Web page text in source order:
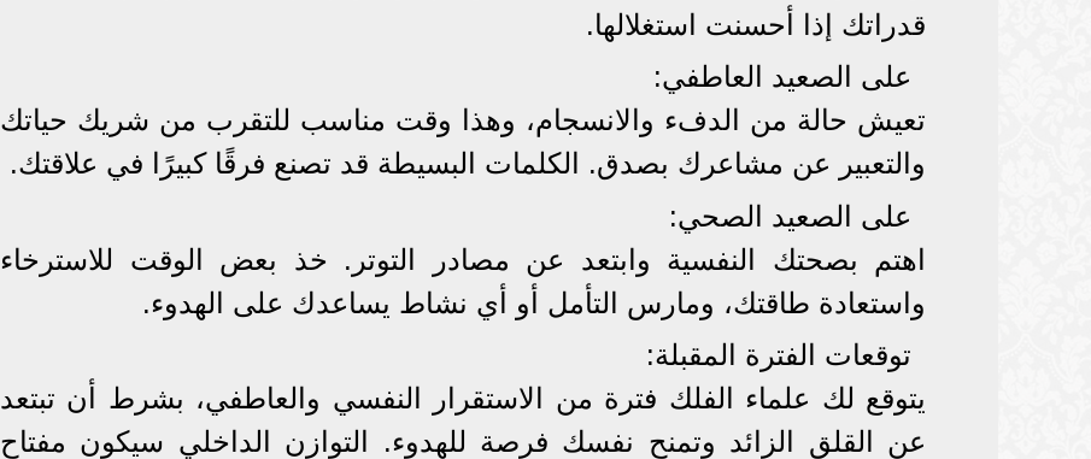
قدراتك إذا أحسنت استغلالها.
على الصعيد العاطفي:
تعيش حالة من الدفء والانسجام، وهذا وقت مناسب للتقرب من شريك حياتك
والتعبير عن مشاعرك بصدق. الكلمات البسيطة قد تصنع فرقًا كبيرًا في علاقتك.
على الصعيد الصحي:
اهتم بصحتك النفسية وابتعد عن مصادر التوتر. خذ بعض الوقت للاسترخاء
واستعادة طاقتك، ومارس التأمل أو أي نشاط يساعدك على الهدوء.
توقعات الفترة المقبلة:
يتوقع لك علماء الفلك فترة من الاستقرار النفسي والعاطفي، بشرط أن تبتعد
عن القلق الزائد وتمنح نفسك فرصة للهدوء. التوازن الداخلي سيكون مفتاح